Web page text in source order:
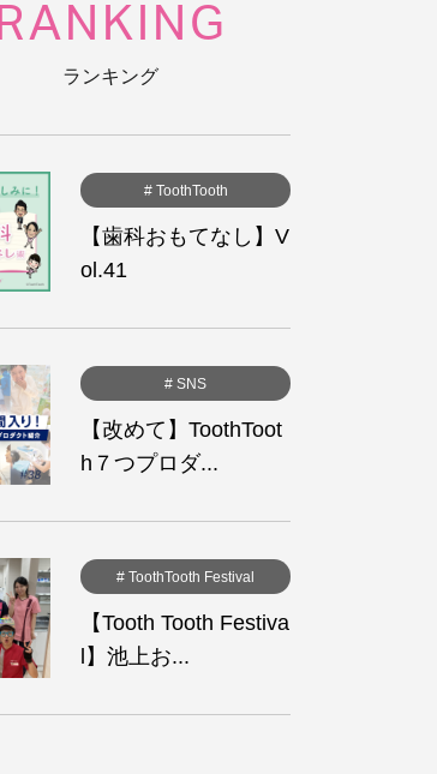
RANKING
ランキング
# ToothTooth
【歯科おもてなし】V
ol.41
# SNS
【改めて】ToothToot
h７つプロダ...
# ToothTooth Festival
【Tooth Tooth Festiva
l】池上お...